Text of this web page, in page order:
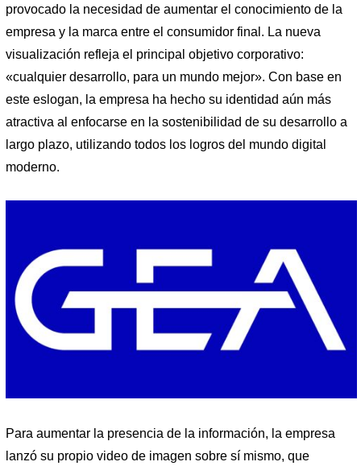
provocado la necesidad de aumentar el conocimiento de la
empresa y la marca entre el consumidor final. La nueva
visualización refleja el principal objetivo corporativo:
«cualquier desarrollo, para un mundo mejor». Con base en
este eslogan, la empresa ha hecho su identidad aún más
atractiva al enfocarse en la sostenibilidad de su desarrollo a
largo plazo, utilizando todos los logros del mundo digital
moderno.
Para aumentar la presencia de la información, la empresa
lanzó su propio video de imagen sobre sí mismo, que